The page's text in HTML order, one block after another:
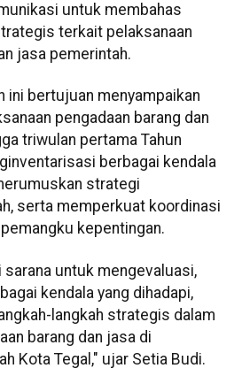
untuk membahas
terkait pelaksanaan
jasa pemerintah.
ini bertujuan menyampaikan
pengadaan barang dan
triwulan pertama Tahun
berbagai kendala
strategi
serta memperkuat koordinasi
kepentingan.
sarana untuk mengevaluasi,
kendala yang dihadapi,
langkah strategis dalam
barang dan jasa di
Kota Tegal," ujar Setia Budi.